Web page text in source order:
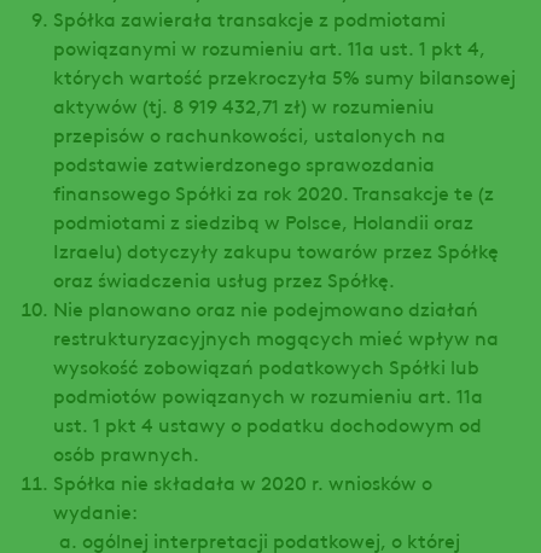
Spółka zawierała transakcje z podmiotami
powiązanymi w rozumieniu art. 11a ust. 1 pkt 4,
których wartość przekroczyła 5% sumy bilansowej
aktywów (tj. 8 919 432,71 zł) w rozumieniu
przepisów o rachunkowości, ustalonych na
podstawie zatwierdzonego sprawozdania
finansowego Spółki za rok 2020. Transakcje te (z
podmiotami z siedzibą w Polsce, Holandii oraz
Izraelu) dotyczyły zakupu towarów przez Spółkę
oraz świadczenia usług przez Spółkę.
Nie planowano oraz nie podejmowano działań
restrukturyzacyjnych mogących mieć wpływ na
wysokość zobowiązań podatkowych Spółki lub
podmiotów powiązanych w rozumieniu art. 11a
ust. 1 pkt 4 ustawy o podatku dochodowym od
osób prawnych.
Spółka nie składała w 2020 r. wniosków o
wydanie:
ogólnej interpretacji podatkowej, o której